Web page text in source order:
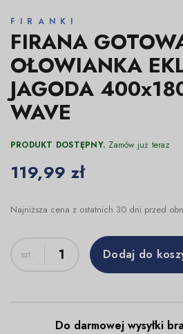
FIRANKI
FIRANA
OŁOWIANKA
JAGODA
WAVE
PRODUKT DOSTĘPNY. Zamów już teraz
119,99 zł
Najniższa cena z ostatnich 30 dni przed
Dodaj do
Do darmowej wysyłki